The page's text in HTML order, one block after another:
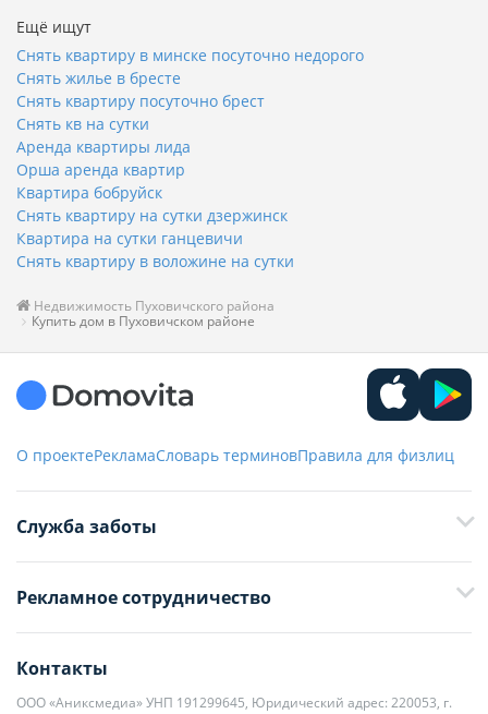
Ещё ищут
Снять квартиру в минске посуточно недорого
Снять жилье в бресте
Снять квартиру посуточно брест
Снять кв на сутки
Аренда квартиры лида
Орша аренда квартир
Квартира бобруйск
Снять квартиру на сутки дзержинск
Квартира на сутки ганцевичи
Снять квартиру в воложине на сутки
Недвижимость Пуховичского района
Купить дом в Пуховичском районе
О проектеРекламаСловарь терминовПравила для физлиц
Служба заботы
+375 33 376-13-70
editor@domovita.by
Мы принимаем звонки и отвечаем на письма в будние дни с 9:00 до
Рекламное сотрудничество
kb@domovita.by
+375 29 179-11-28 Владислав Гладченко
Контакты
ООО «Аниксмедиа» УНП 191299645, Юридический адрес: 220053, г.